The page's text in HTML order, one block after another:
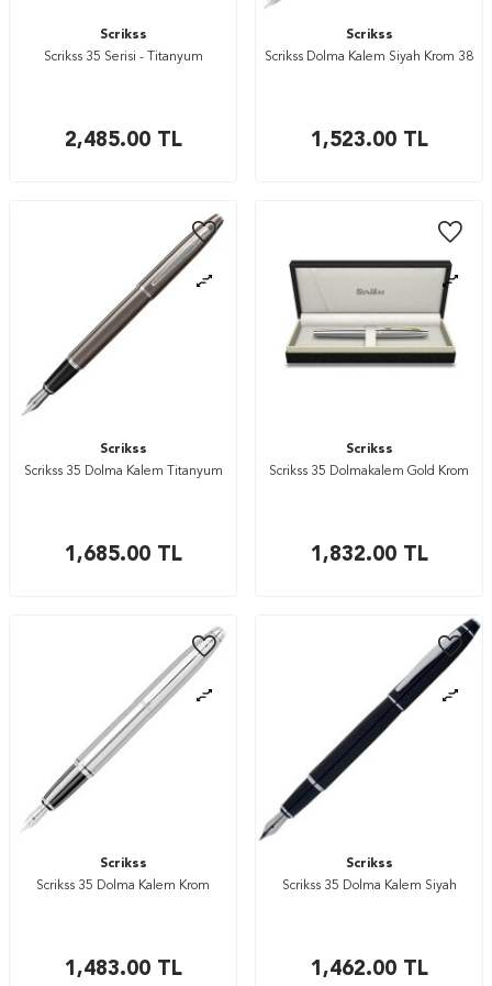
Scrikss
Scrikss 35 Serisi - Titanyum
2,485.00TL
Scrikss
Scrikss Dolma Kalem Siyah Krom 38
1,523.00TL
Scrikss
Scrikss 35 Dolma Kalem Titanyum
1,685.00TL
Scrikss
Scrikss 35 Dolmakalem Gold Krom
1,832.00TL
Scrikss
Scrikss 35 Dolma Kalem Krom
1,483.00TL
Scrikss
Scrikss 35 Dolma Kalem Siyah
1,462.00TL